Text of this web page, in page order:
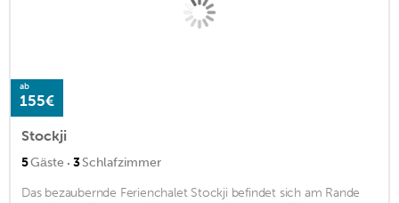
ab
155€
Stockji
5Gäste · 3Schlafzimmer
Das bezaubernde Ferienchalet Stockji befindet sich am Rande